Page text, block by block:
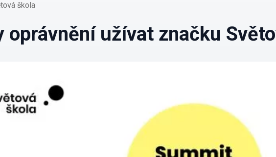
škola
užívat značku